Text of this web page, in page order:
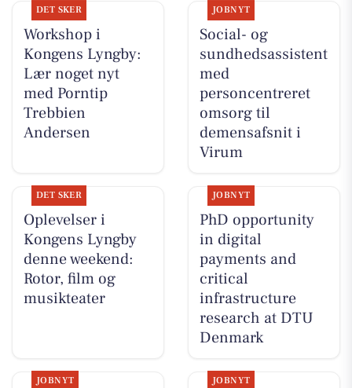
DET SKER
Workshop i
Kongens Lyngby:
Lær noget nyt
med Porntip
Trebbien
Andersen
JOBNYT
Social- og
sundhedsassistent
med
personcentreret
omsorg til
demensafsnit i
Virum
DET SKER
Oplevelser i
Kongens Lyngby
denne weekend:
Rotor, film og
musikteater
JOBNYT
PhD opportunity
in digital
payments and
critical
infrastructure
research at DTU
Denmark
JOBNYT JOBNYT